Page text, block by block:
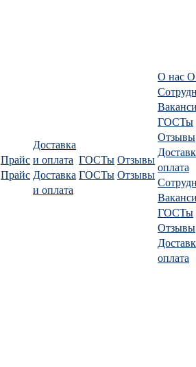
Прайс
Прайс
Доставка
и оплата
Доставка
и оплата
ГОСТы
ГОСТы
Отзывы
Отзывы
О нас О
ГОСТы
Отзывы
оплата
ГОСТы
Отзывы
оплата